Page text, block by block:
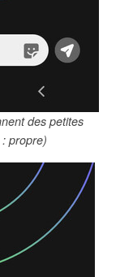
des petites
propre)